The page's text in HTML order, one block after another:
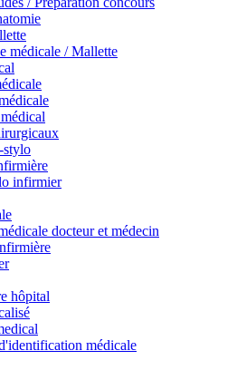
médicale / Mallette
stylo
infirmier
docteur et médecin
hôpital
médicale